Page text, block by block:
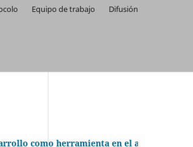
Equipo de trabajo Difusión
como herramienta en el arte de la